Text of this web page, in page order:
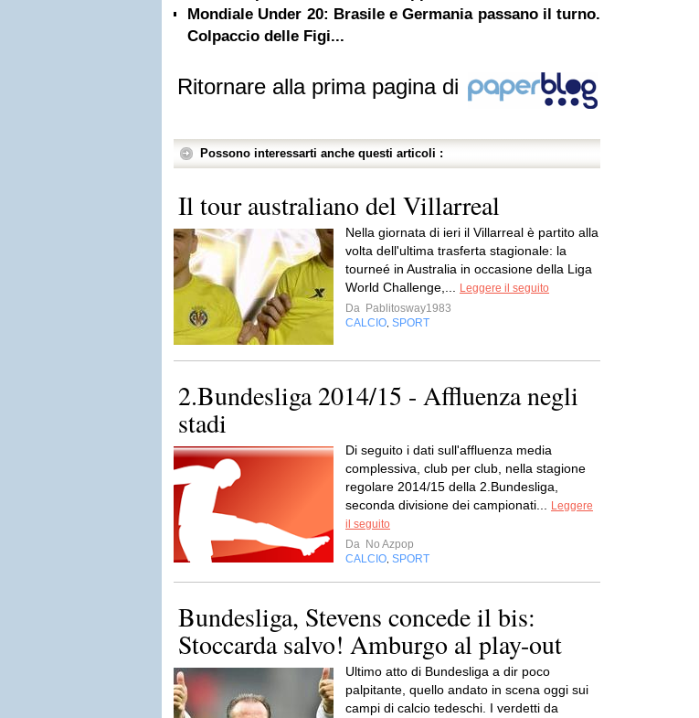
Mondiale Under 20: Brasile e Germania passano il turno.
Colpaccio delle Figi...
Ritornare alla prima pagina di
Possono interessarti anche questi articoli :
Il tour australiano del Villarreal
Nella giornata di ieri il Villarreal è partito alla
volta dell'ultima trasferta stagionale: la
tourneé in Australia in occasione della Liga
World Challenge,...
Leggere il seguito
Da Pablitosway1983
CALCIO SPORT
2.Bundesliga 2014/15 - Affluenza negli
stadi
Di seguito i dati sull'affluenza media
complessiva, club per club, nella stagione
regolare 2014/15 della 2.Bundesliga,
seconda divisione dei campionati...
Leggere
il seguito
Da No Azpop
CALCIO SPORT
Bundesliga, Stevens concede il bis:
Stoccarda salvo! Amburgo al play-out
Ultimo atto di Bundesliga a dir poco
palpitante, quello andato in scena oggi sui
campi di calcio tedeschi. I verdetti da